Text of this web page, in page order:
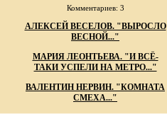
Комментариев: 3
АЛЕКСЕЙ ВЕСЕЛОВ. "ВЫРОСЛО
ВЕСНОЙ..."
МАРИЯ ЛЕОНТЬЕВА. "И ВСЁ-
ТАКИ УСПЕЛИ НА МЕТРО..."
ВАЛЕНТИН НЕРВИН. "КОМНАТА
СМЕХА..."